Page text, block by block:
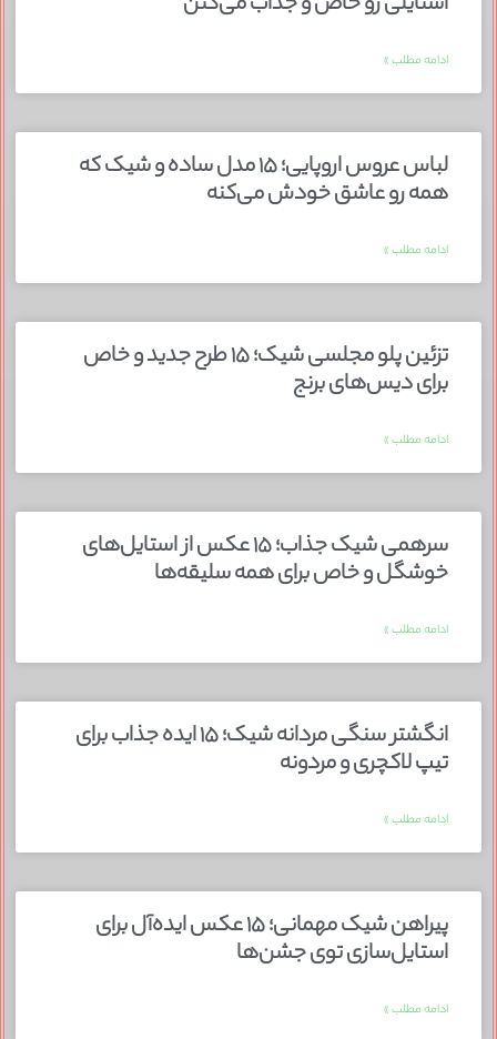
ادامه مطلب »
لباس عروس اروپایی؛ ۱۵ مدل ساده و شیک که
همه رو عاشق خودش می‌کنه
ادامه مطلب »
تزئین پلو مجلسی شیک؛ ۱۵ طرح جدید و خاص
برای دیس‌های برنج
ادامه مطلب »
سرهمی شیک جذاب؛ ۱۵ عکس از استایل‌های
خوشگل و خاص برای همه سلیقه‌ها
ادامه مطلب »
انگشتر سنگی مردانه شیک؛ ۱۵ ایده جذاب برای
تیپ لاکچری و مردونه
ادامه مطلب »
پیراهن شیک مهمانی؛ ۱۵ عکس ایده‌آل برای
استایل‌سازی توی جشن‌ها
ادامه مطلب »